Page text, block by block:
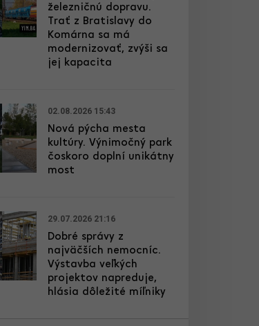
železničnú dopravu.
Trať z Bratislavy do
Komárna sa má
modernizovať, zvýši sa
jej kapacita
02.08.2026 15:43
Nová pýcha mesta
kultúry. Výnimočný park
čoskoro doplní unikátny
most
29.07.2026 21:16
Dobré správy z
najväčších nemocníc.
Výstavba veľkých
projektov napreduje,
hlásia dôležité míľniky